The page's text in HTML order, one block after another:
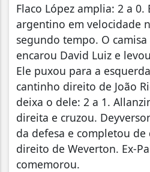
Flaco López amplia: 2 a 0.
argentino em velocidade
segundo tempo. O camisa
encarou David Luiz e
Ele puxou para a
cantinho direito de João
deixa o dele: 2 a 1.
direita e cruzou.
da defesa e completou de
direito de Weverton. Ex-
comemorou.